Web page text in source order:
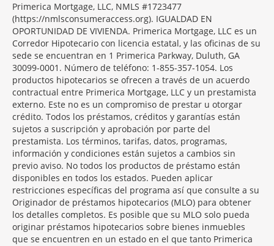
Primerica Mortgage, LLC, NMLS #1723477
(https://nmlsconsumeraccess.org). IGUALDAD EN
OPORTUNIDAD DE VIVIENDA. Primerica Mortgage, LLC es un
Corredor Hipotecario con licencia estatal, y las oficinas de su
sede se encuentran en 1 Primerica Parkway, Duluth, GA
30099-0001. Número de teléfono: 1-855-357-1054. Los
productos hipotecarios se ofrecen a través de un acuerdo
contractual entre Primerica Mortgage, LLC y un prestamista
externo. Este no es un compromiso de prestar u otorgar
crédito. Todos los préstamos, créditos y garantías están
sujetos a suscripción y aprobación por parte del
prestamista. Los términos, tarifas, datos, programas,
información y condiciones están sujetos a cambios sin
previo aviso. No todos los productos de préstamo están
disponibles en todos los estados. Pueden aplicar
restricciones específicas del programa así que consulte a su
Originador de préstamos hipotecarios (MLO) para obtener
los detalles completos. Es posible que su MLO solo pueda
originar préstamos hipotecarios sobre bienes inmuebles
que se encuentren en un estado en el que tanto Primerica